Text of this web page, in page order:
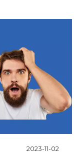
2023-11-02